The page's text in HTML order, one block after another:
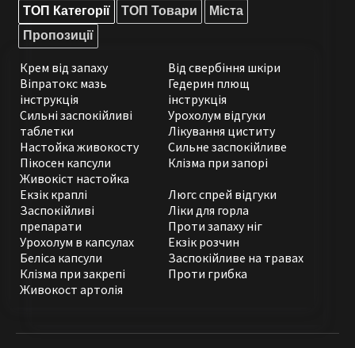
ТОП Категорії ТОП Товари
Міста
Пропозиції
Крем від запаху
Віпратокс мазь
інструкція
Сильні заспокійливі
таблетки
Настойка живокосту
Пікосен капсули
Живокіст настойка
Від свербіння шкіри
Гедерин плющ
інструкція
Урохолум відгуки
Лікування циститу
Сильне заспокійливе
Клізма при запорі
Екзік краплі
Заспокійливі
препарати
Урохолум в капсулах
Беліса капсули
Клізма при закрепі
Живокост артолія
Люгс спрей відгуки
Ліки для горла
Проти запаху ніг
Екзік розчин
Заспокійливе на травах
Проти грибка